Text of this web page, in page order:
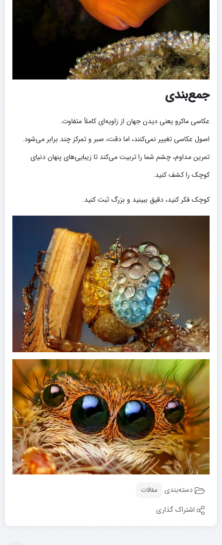
جمع‌بندی
عکاسی ماکرو یعنی دیدن جهان از زاویه‌ای کاملاً متفاوت.
اصول عکاسی تغییر نمی‌کنند، اما دقت، صبر و تمرکز چند برابر می‌شود.
تمرین مداوم، چشم شما را تربیت می‌کند تا زیبایی‌های پنهان دنیای
کوچک را کشف کنید.
کوچک فکر کنید، دقیق ببینید و بزرگ ثبت کنید.
دسته‌بندی مقالات
اشتراک گذاری